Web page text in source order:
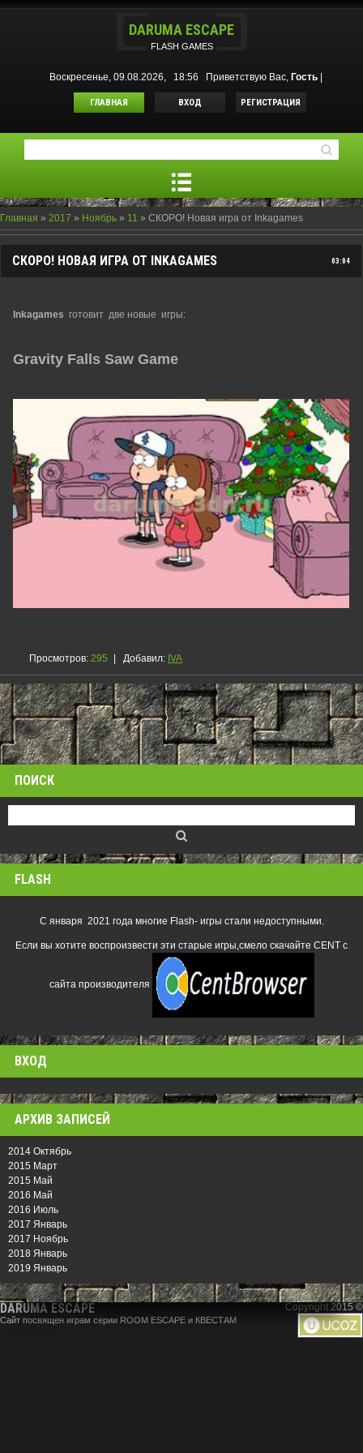
DARUMA ESCAPE
FLASH GAMES
Воскресенье, 09.08.2026, 18:56 Приветствую Вас, Гость|
ГЛАВНАЯ ВХОД РЕГИСТРАЦИЯ
Главная » 2017 » Ноябрь » 11 » CКОРО! Новая игра от Inkagames
03:04
CКОРО! НОВАЯ ИГРА ОТ INKAGAMES
Inkagames готовит две новые игры:
Gravity Falls Saw Game
Просмотров: 295 | Добавил: IVA
ПОИСК
FLASH
С января 2021 года многие Flash- игры стали недоступными.
Если вы хотите воспроизвести эти старые игры,смело скачайте CENT с
сайта производителя
ВХОД
АРХИВ ЗАПИСЕЙ
2014 Октябрь
2015 Март
2015 Май
2016 Май
2016 Июль
2017 Январь
2017 Ноябрь
2018 Январь
2019 Январь
DARUMA ESCAPE
Сайт посвящен играм серии ROOM ESCAPE и КВЕСТАМ
Copyright 2015 ©